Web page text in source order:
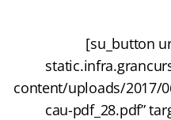
[su_button
content/uploads/2017/
cau-pdf_28.pdf”